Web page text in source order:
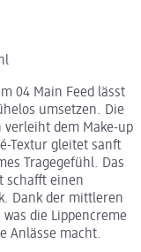
04 Main Feed lässt
umsetzen. Die
verleiht dem Make-up
Textur gleitet sanft
Tragegefühl. Das
schafft einen
Dank der mittleren
die Lippencreme
Anlässe macht.